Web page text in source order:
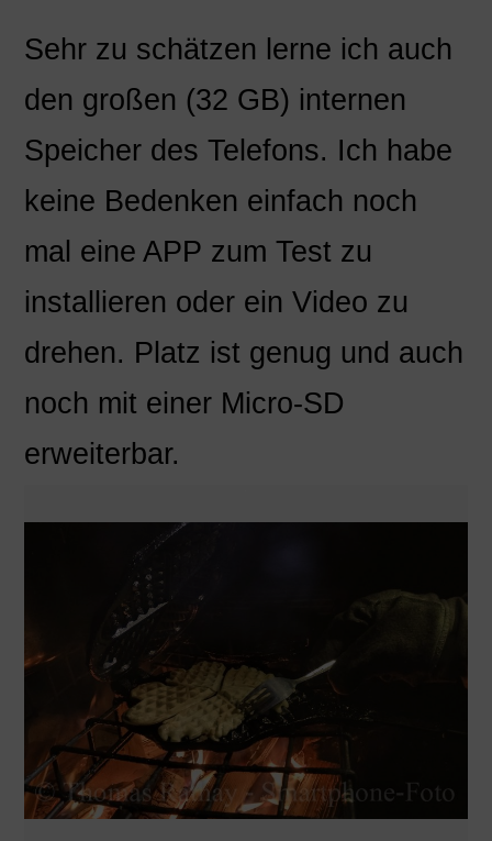
Sehr zu schätzen lerne ich auch
den großen (32 GB) internen
Speicher des Telefons. Ich habe
keine Bedenken einfach noch
mal eine APP zum Test zu
installieren oder ein Video zu
drehen. Platz ist genug und auch
noch mit einer Micro-SD
erweiterbar.